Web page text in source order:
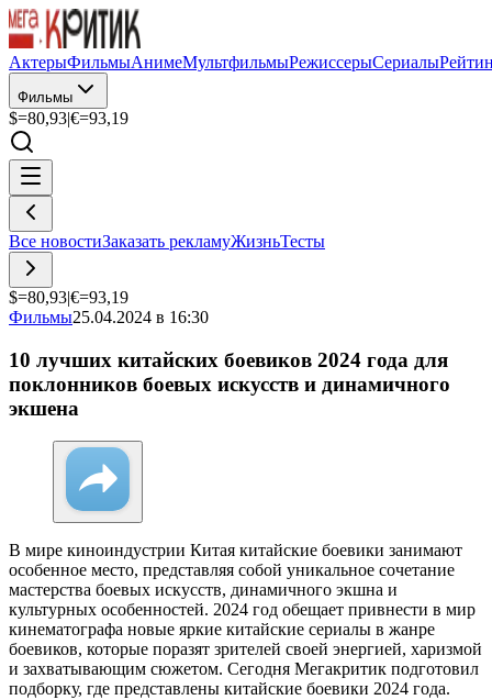
АктерыФильмыАнимеМультфильмыРежиссерыСериалы
Фильмы
$=80,93|€=93,19
Все новостиЗаказать рекламуЖизньТесты
$=80,93|€=93,19
Фильмы25.04.2024 в 16:30
10 лучших китайских боевиков 2024 года для
поклонников боевых искусств и динамичного
экшена
В мире киноиндустрии Китая китайские боевики занимают
особенное место, представляя собой уникальное сочетание
мастерства боевых искусств, динамичного экшна и
культурных особенностей. 2024 год обещает привнести в мир
кинематографа новые яркие китайские сериалы в жанре
боевиков, которые поразят зрителей своей энергией, харизмой
и захватывающим сюжетом. Сегодня Мегакритик подготовил
подборку, где представлены китайские боевики 2024 года.